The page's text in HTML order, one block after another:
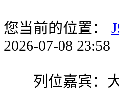
您当前的位置：
2026-07-08 23:58
列位嘉宾：大